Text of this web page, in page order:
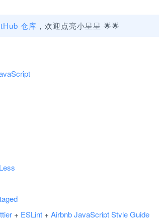
仓库 ，欢迎点亮小星星 🌟🌟
Less
+ ESLint + Airbnb JavaScript Style Guide